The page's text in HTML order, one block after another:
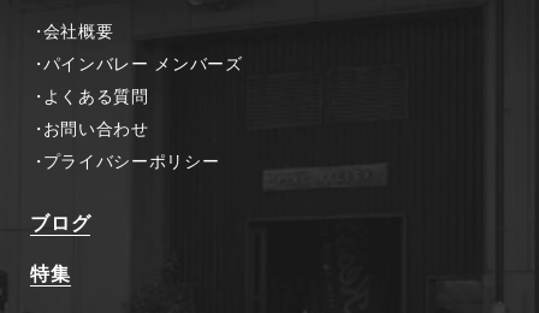
会社概要
パインバレー メンバーズ
よくある質問
お問い合わせ
プライバシーポリシー
ブログ
特集